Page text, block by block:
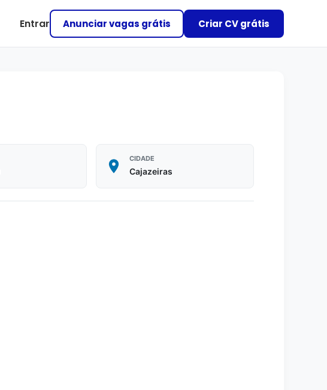
Entrar Anunciar vagas grátis Criar CV grátis
CIDADE
Cajazeiras